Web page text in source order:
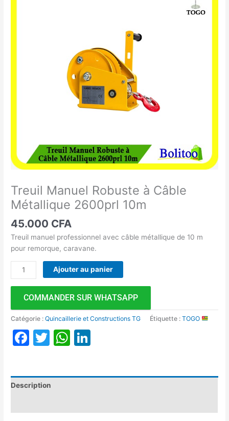
Treuil Manuel Robuste à Câble
Métallique 2600prl 10m
45.000 CFA
Treuil manuel professionnel avec câble métallique de 10 m
pour remorque, caravane.
Ajouter au panier
COMMANDER SUR WHATSAPP
Catégorie :Quincaillerie et Constructions TG Étiquette :TOGO
Facebook
TwitterWhatsApp
Description